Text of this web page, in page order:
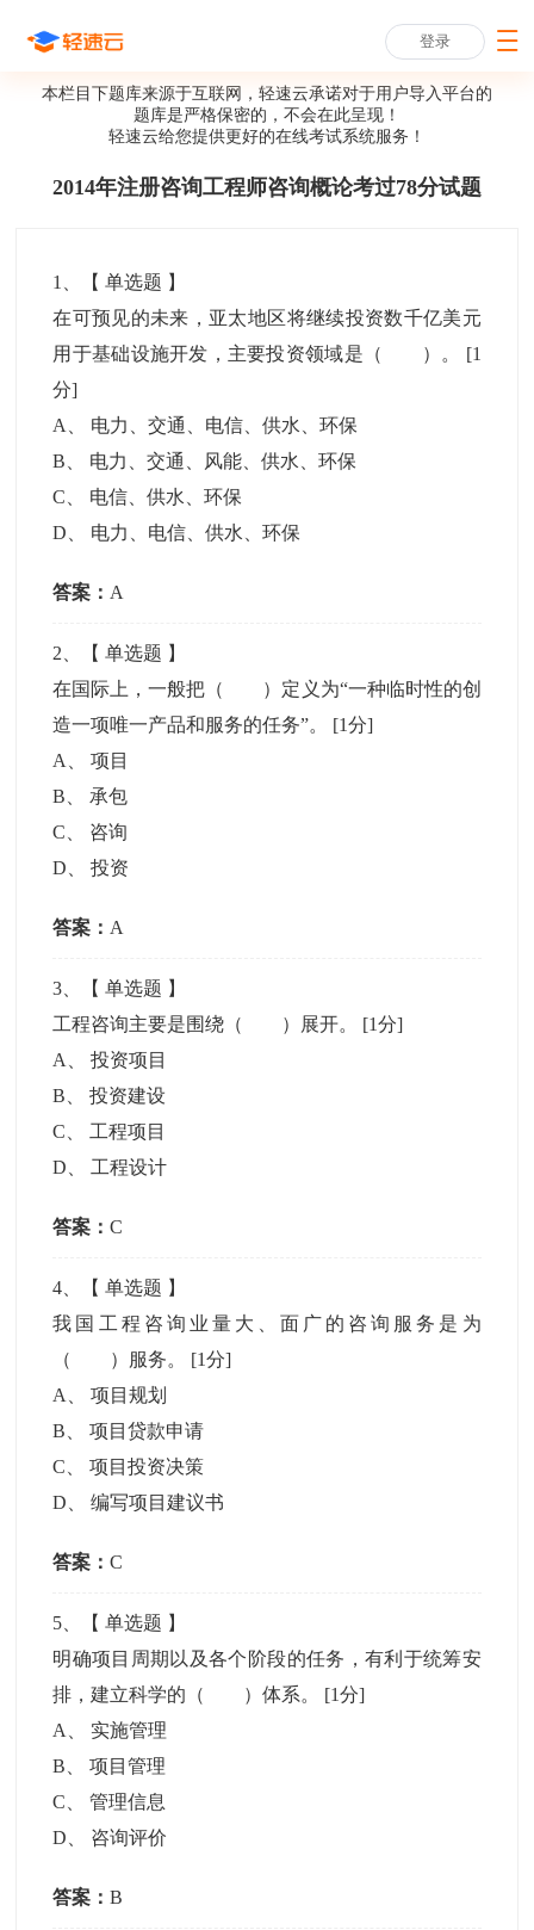
登录
本栏目下题库来源于互联网，轻速云承诺对于用户导入平台的
题库是严格保密的，不会在此呈现！
轻速云给您提供更好的在线考试系统服务！
2014年注册咨询工程师咨询概论考过78分试题
1 、【单选题 】
在可预见的未来，亚太地区将继续投资数千亿美元
用于基础设施开发，主要投资领域是（ ）。 [1
分]
A
电力、交通、电信、供水、环保
B
电力、交通、风能、供水、环保
C
电信、供水、环保
D
电力、电信、供水、环保
答案： A
2 、【单选题 】
在国际上，一般把（ ）定义为“一种临时性的创
造一项唯一产品和服务的任务”。 [1分]
A
、项目
B
承包
C
咨询
D 、投资
答案： A
3 、【单选题 】
工程咨询主要是围绕（ ）展开。 [1分]
A
、投资项目
B 、投资建设
C
工程项目
D
工程设计
答案：C
4 、【单选题 】
我国工程咨询业量大、面广的咨询服务是为
（ ）服务。 [1分]
A
、项目规划
B 、项目贷款申请
C 、项目投资决策
D 、编写项目建议书
答案：C
5 、【单选题 】
明确项目周期以及各个阶段的任务，有利于统筹安
排，建立科学的（ ）体系。 [1分]
A
实施管理
B 、项目管理
C 、管理信息
D
咨询评价
答案：B